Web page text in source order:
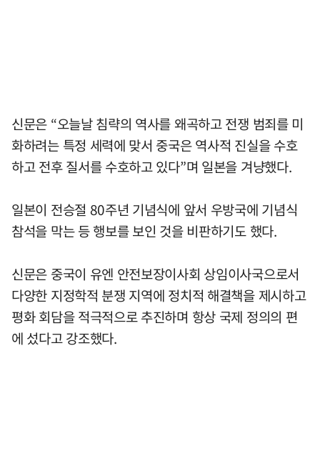
신문은 “오늘날 침략의 역사를 왜곡하고 전쟁 범죄를 미
화하려는 특정 세력에 맞서 중국은 역사적 진실을 수호
하고 전후 질서를 수호하고 있다”며 일본을 겨냥했다.
일본이 전승절 80주년 기념식에 앞서 우방국에 기념식
참석을 막는 등 행보를 보인 것을 비판하기도 했다.
신문은 중국이 유엔 안전보장이사회 상임이사국으로서
다양한 지정학적 분쟁 지역에 정치적 해결책을 제시하고
평화 회담을 적극적으로 추진하며 항상 국제 정의의 편
에 섰다고 강조했다.